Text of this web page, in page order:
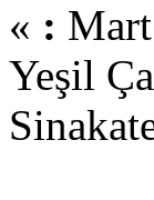
« :
Yeşil